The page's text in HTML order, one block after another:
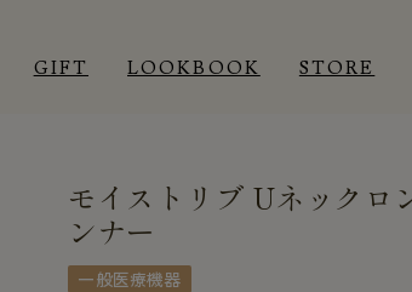
GIFT LOOKBOOK STORE
ROOM WEAR INNER
ROOM WEARモイストリブ Uネックロ
ンナー
一般医療機器